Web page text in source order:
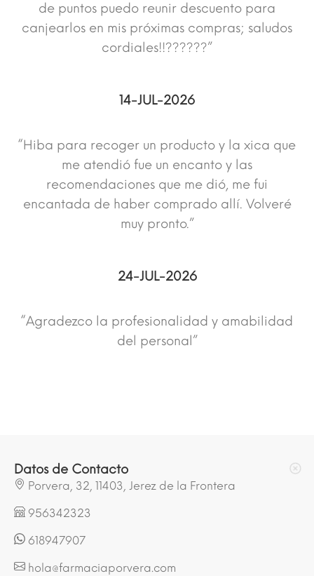
de puntos puedo reunir descuento para
canjearlos en mis próximas compras; saludos
cordiales!!??????”
14-JUL-2026
“Hiba para recoger un producto y la xica que
me atendió fue un encanto y las
recomendaciones que me dió, me fui
encantada de haber comprado allí. Volveré
muy pronto.”
24-JUL-2026
“Agradezco la profesionalidad y amabilidad
del personal”
Datos de Contacto
Porvera, 32, 11403, Jerez de la Frontera
956342323
618947907
hola@farmaciaporvera.com